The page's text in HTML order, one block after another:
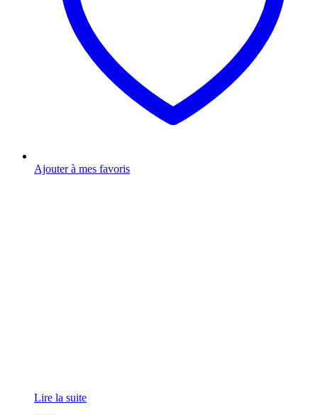
Ajouter à mes favoris
Lire la suite